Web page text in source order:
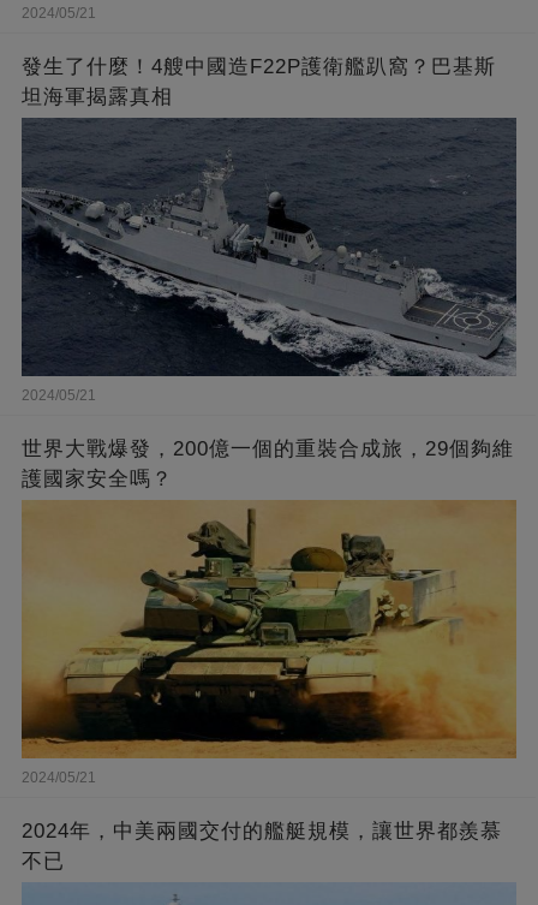
2024/05/21
發生了什麼！4艘中國造F22P護衛艦趴窩？巴基斯
坦海軍揭露真相
2024/05/21
世界大戰爆發，200億一個的重裝合成旅，29個夠維
護國家安全嗎？
2024/05/21
2024年，中美兩國交付的艦艇規模，讓世界都羨慕
不已